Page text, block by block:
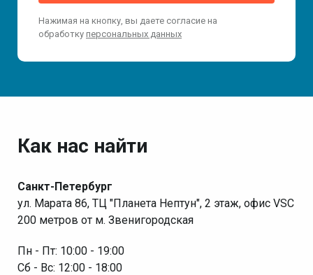
Нажимая на кнопку, вы даете согласие на
обработку персональных данных
Как нас найти
Санкт-Петербург
ул. Марата 86, ТЦ "Планета Нептун", 2 этаж, офис VSC
200 метров от м. Звенигородская
Пн - Пт: 10:00 - 19:00
Сб - Вс: 12:00 - 18:00